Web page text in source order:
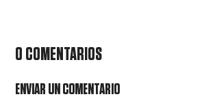
0 COMENTARIOS
ENVIAR UN COMENTARIO